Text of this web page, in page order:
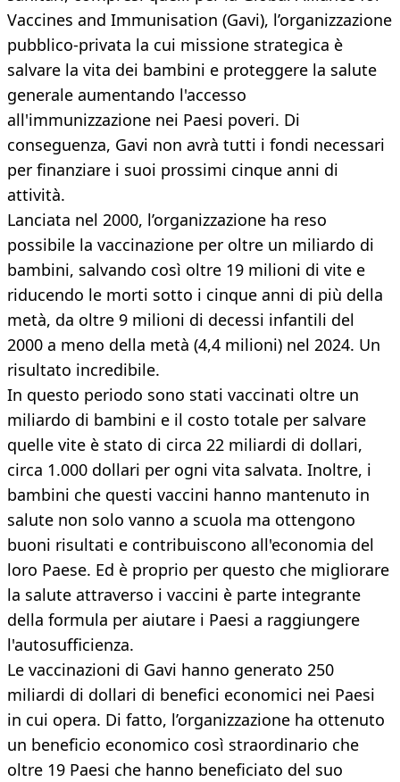
Vaccines and Immunisation (Gavi), l’organizzazione
pubblico-privata la cui missione strategica è
salvare la vita dei bambini e proteggere la salute
generale aumentando l'accesso
all'immunizzazione nei Paesi poveri. Di
conseguenza, Gavi non avrà tutti i fondi necessari
per finanziare i suoi prossimi cinque anni di
attività.
Lanciata nel 2000, l’organizzazione ha reso
possibile la vaccinazione per oltre un miliardo di
bambini, salvando così oltre 19 milioni di vite e
riducendo le morti sotto i cinque anni di più della
metà, da oltre 9 milioni di decessi infantili del
2000 a meno della metà (4,4 milioni) nel 2024. Un
risultato incredibile.
In questo periodo sono stati vaccinati oltre un
miliardo di bambini e il costo totale per salvare
quelle vite è stato di circa 22 miliardi di dollari,
circa 1.000 dollari per ogni vita salvata. Inoltre, i
bambini che questi vaccini hanno mantenuto in
salute non solo vanno a scuola ma ottengono
buoni risultati e contribuiscono all'economia del
loro Paese. Ed è proprio per questo che migliorare
la salute attraverso i vaccini è parte integrante
della formula per aiutare i Paesi a raggiungere
l'autosufficienza.
Le vaccinazioni di Gavi hanno generato 250
miliardi di dollari di benefici economici nei Paesi
in cui opera. Di fatto, l’organizzazione ha ottenuto
un beneficio economico così straordinario che
oltre 19 Paesi che hanno beneficiato del suo